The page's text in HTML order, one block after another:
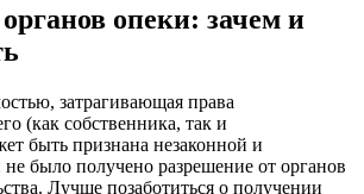
опеки: зачем и
затрагивающая права
(как собственника, так и
быть признана незаконной и
не было получено разрешение от органов
Лучше позаботиться о получении